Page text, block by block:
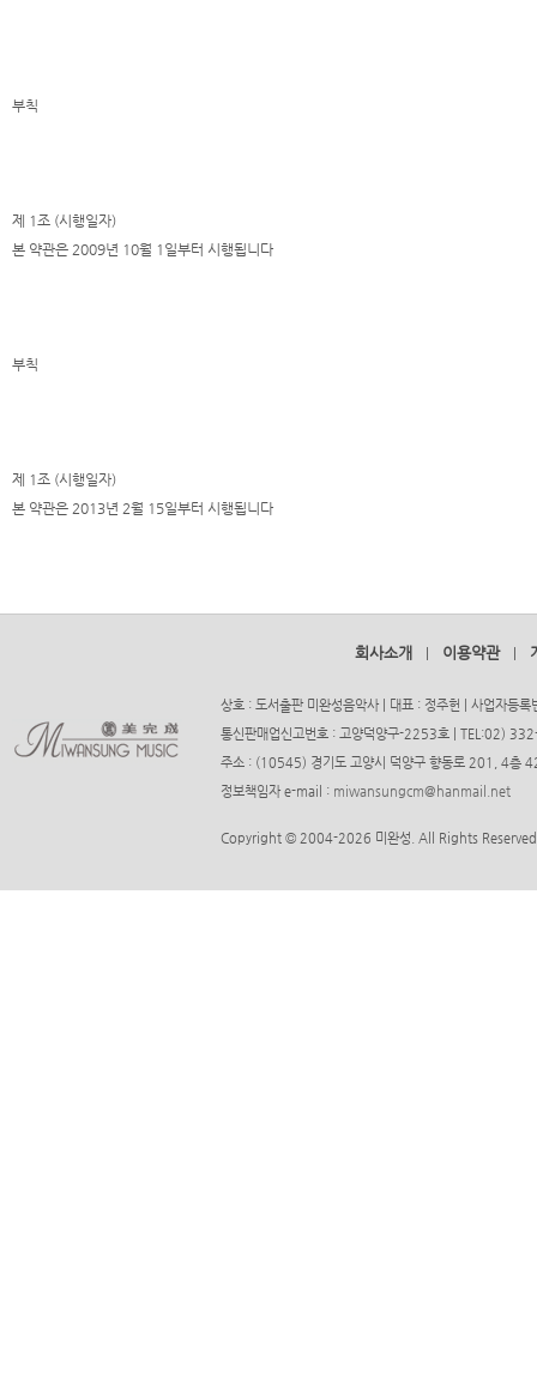
부칙
제 1조 (시행일자)
본 약관은 2009년 10월 1일부터 시행됩니다
부칙
제 1조 (시행일자)
본 약관은 2013년 2월 15일부터 시행됩니다
회사소개 이용약관
상호 : 도서출판 미완성음악사 | 대표 : 정주헌 | 사업자등
통신판매업신고번호 : 고양덕양구-2253호 | TEL:02)
주소 : (10545) 경기도 고양시 덕양구 향동로 201, 4층
정보책임자 e-mail : miwansungcm@hanmail.net
Copyright © 2004-2026 미완성. All Rights